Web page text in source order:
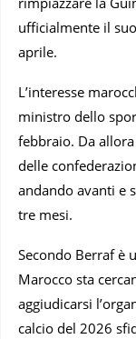
ufficialmente il
aprile.
L’interesse
ministro dello
febbraio. Da allora
delle
andando avanti e
tre mesi.
Secondo Berraf è
Marocco sta
aggiudicarsi
calcio del 2026